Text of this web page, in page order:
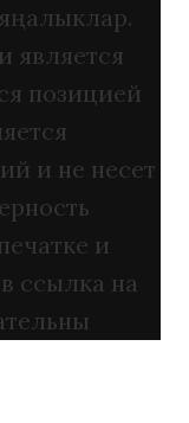
является
позицией
и не несет
и
ссылка на